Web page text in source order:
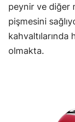
peynir ve diğer
pişmesini
kahvaltılarında
olmakta.